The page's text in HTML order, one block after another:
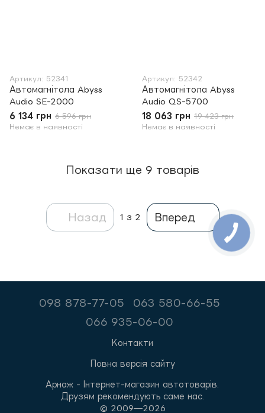
Артикул: 52341
Автомагнітола Abyss
Audio SE-2000
6 134 грн 6 596 грн
Немає в наявності
Артикул: 52342
Автомагнітола Abyss
Audio QS-5700
18 063 грн 19 423 грн
Немає в наявності
Показати ще 9 товарів
Назад 1 з 2 Вперед
098 878-77-05
063 580-66-55
066 935-06-00
Контакти
Повна версія сайту
Арнаж - Інтернет-магазин автотоварів.
Друзям рекомендують саме нас.
© 2009—2026